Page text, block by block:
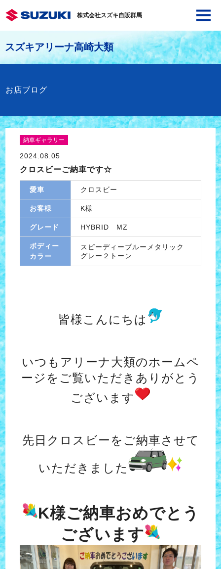
株式会社スズキ自販群馬
スズキアリーナ高崎大類
お店ブログ
納車ギャラリー
2024.08.05
クロスビーご納車です☆
愛車 クロスビー
お客様 K様
グレード HYBRID MZ
ボディー
カラー
スピーディーブルーメタリック
グレー２トーン
皆様こんにちは
いつもアリーナ大類のホームペ
ージをご覧いただきありがとう
ございます
先日クロスビーをご納車させて
いただきました
K様ご納車おめでとう
ございます